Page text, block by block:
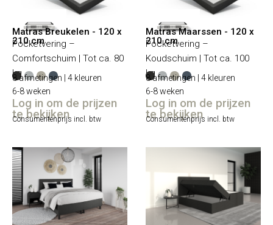
Matras Breukelen - 120 x
210 cm
Pocketvering –
Comfortschuim | Tot ca. 80
kg
8 afmetingen | 4 kleuren
6-8 weken
Log in om de prijzen
te bekijken
Consumentenprijs incl. btw
Matras Maarssen - 120 x
210 cm
Pocketvering –
Koudschuim | Tot ca. 100
kg
8 afmetingen | 4 kleuren
6-8 weken
Log in om de prijzen
te bekijken
Consumentenprijs incl. btw